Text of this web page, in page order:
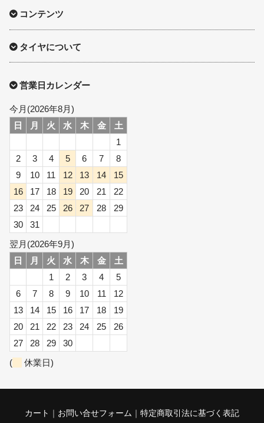
コンテンツ
タイヤについて
営業日カレンダー
今月(2026年8月)
日
月 火 水 木 金
土
1
2
3 4 5 6 7
8
9
10 11 12 13 14
15
16
17 18 19 20 21
22
23
24 25 26 27 28
29
30
31
翌月(2026年9月)
日
月 火 水 木 金
土
1
2 3 4
5
6
7 8 9 10 11
12
13
14 15 16 17 18
19
20
21 22 23 24 25
26
27
28 29
30
(
休業日)
カート お問い合せフォーム 特定商取引法に基づく表記